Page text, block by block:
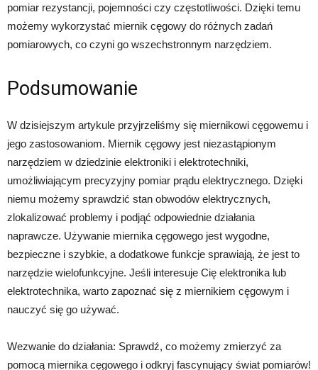
pomiar rezystancji, pojemności czy częstotliwości. Dzięki temu
możemy wykorzystać miernik cęgowy do różnych zadań
pomiarowych, co czyni go wszechstronnym narzędziem.
Podsumowanie
W dzisiejszym artykule przyjrzeliśmy się miernikowi cęgowemu i
jego zastosowaniom. Miernik cęgowy jest niezastąpionym
narzędziem w dziedzinie elektroniki i elektrotechniki,
umożliwiającym precyzyjny pomiar prądu elektrycznego. Dzięki
niemu możemy sprawdzić stan obwodów elektrycznych,
zlokalizować problemy i podjąć odpowiednie działania
naprawcze. Używanie miernika cęgowego jest wygodne,
bezpieczne i szybkie, a dodatkowe funkcje sprawiają, że jest to
narzędzie wielofunkcyjne. Jeśli interesuje Cię elektronika lub
elektrotechnika, warto zapoznać się z miernikiem cęgowym i
nauczyć się go używać.
Wezwanie do działania: Sprawdź, co możemy zmierzyć za
pomocą miernika cęgowego i odkryj fascynujący świat pomiarów!